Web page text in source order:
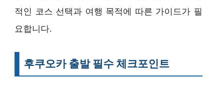
적인 코스 선택과 여행 목적에 따른 가이드가 필
요합니다.
후쿠오카 출발 필수 체크포인트